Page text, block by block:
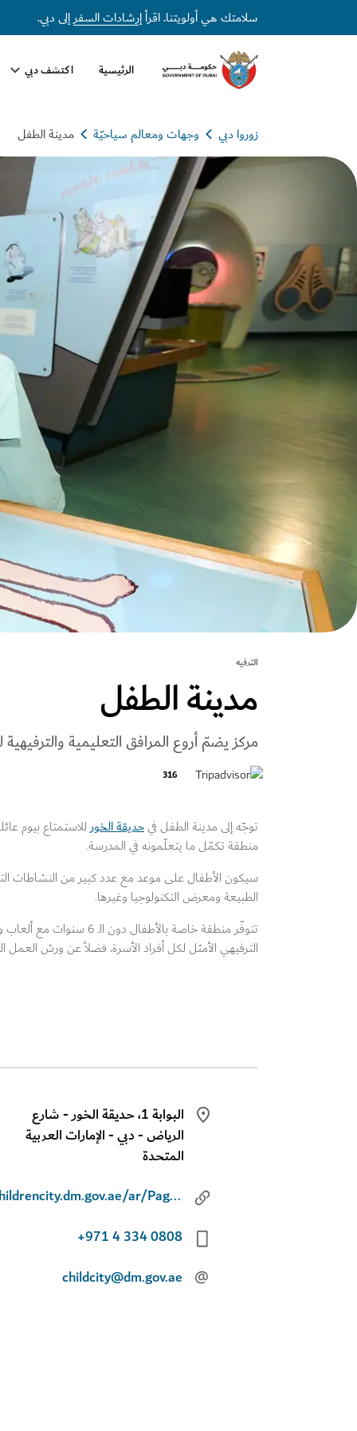
سلامتك هي أولويتنا. اقرأإرشادات السفرإلى دبي.
الرئيسية اكتشف دبي
زوروا دبي وجهات ومعالم سياحيّة مدينة الطفل
الترفيه
مدينة الطفل
مركز يضمّ أروع المرافق التعليمية والترفيهية
316
توجّه إلى مدينة الطفل فيحديقة الخورللاستمتاع بيوم
منطقة تكمّل ما يتعلّمونه في المدرسة.
سيكون الأطفال على موعد مع عدد كبير من النشاطات
الطبيعة ومعرض التكنولوجيا وغيرها.
تتوفّر منطقة خاصة
الترفيهي الأمثل لكل أفراد الأسرة، فضلاً عن ورش العمل
البوابة 1، حديقة الخور - شارع
الرياض - دبي - الإمارات العربية
المتحدة
childrencity.dm.gov.ae/ar/Pages/default.aspx
+971 4 334 0808
@
childcity@dm.gov.ae